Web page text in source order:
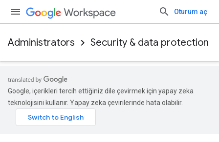
Oturum aç
Administrators Security & data protection
Google, içerikleri tercih ettiğiniz dile çevirmek için yapay zeka
teknolojisini kullanır. Yapay zeka çevirilerinde hata olabilir.